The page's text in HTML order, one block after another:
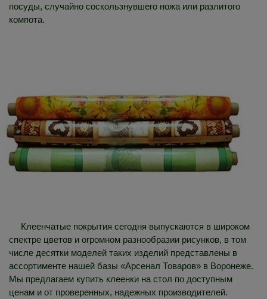
посуды, случайно соскользнувшего ножа или разлитого
компота.
Клеенчатые покрытия сегодня выпускаются в широком
спектре цветов и огромном разнообразии рисунков, в том
числе десятки моделей таких изделий представлены в
ассортименте нашей базы «Арсенал Товаров» в Воронеже.
Мы предлагаем купить клеенки на стол по доступным
ценам и от проверенных, надежных производителей.